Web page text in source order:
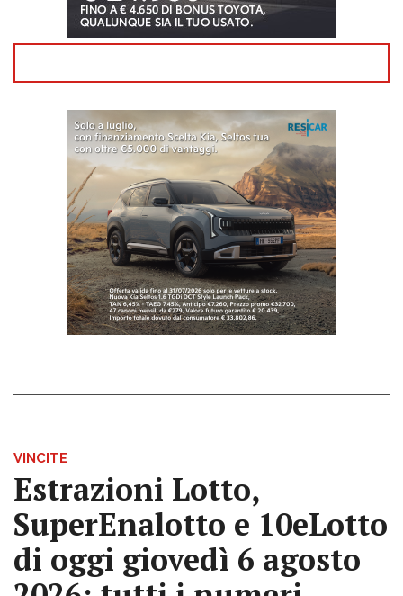
VINCITE
Estrazioni Lotto,
SuperEnalotto e 10eLotto
di oggi giovedì 6 agosto